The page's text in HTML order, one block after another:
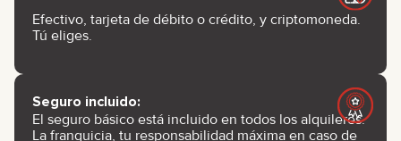
Efectivo, tarjeta de débito o crédito, y criptomoneda.
Tú eliges.
Seguro incluido:
El seguro básico está incluido en todos los alquileres.
La franquicia, tu responsabilidad máxima en caso de